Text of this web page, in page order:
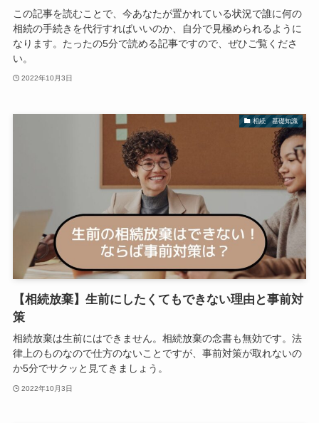
この記事を読むことで、今あなたが置かれている状況で誰に何の
相続の手続きを代行すればいいのか、自分で見極められるように
なります。たったの5分で読める記事ですので、ぜひご覧くださ
い。
2022年10月3日
相続 基礎知識
【相続放棄】生前にしたくてもできない理由と事前対
策
相続放棄は生前にはできません。相続放棄の念書も無効です。法
律上のものなので仕方のないことですが、事前対策が取れないの
か5分でサクッと見てきましょう。
2022年10月3日